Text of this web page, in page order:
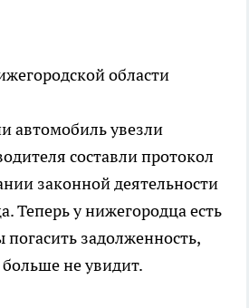
области
автомобиль увезли
составли протокол
законной деятельности
Теперь у нижегородца есть
погасить задолженность,
не увидит.